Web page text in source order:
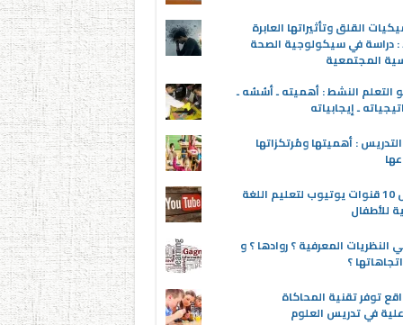
القلق وتأثيراتها العابرة
: دراسة في سيكولوجية الصحة
المجتمعية
التعلم النشط : أهميته ـ أسُسُه ـ
ـ إيجابياته
: أهميتها ومُرتكزاتها
أفضل 10 قنوات يوتيوب لتعليم اللغة
للأطفال
النظريات المعرفية ؟ روادها ؟ و
؟
توفر تقنية المحاكاة
في تدريس العلوم